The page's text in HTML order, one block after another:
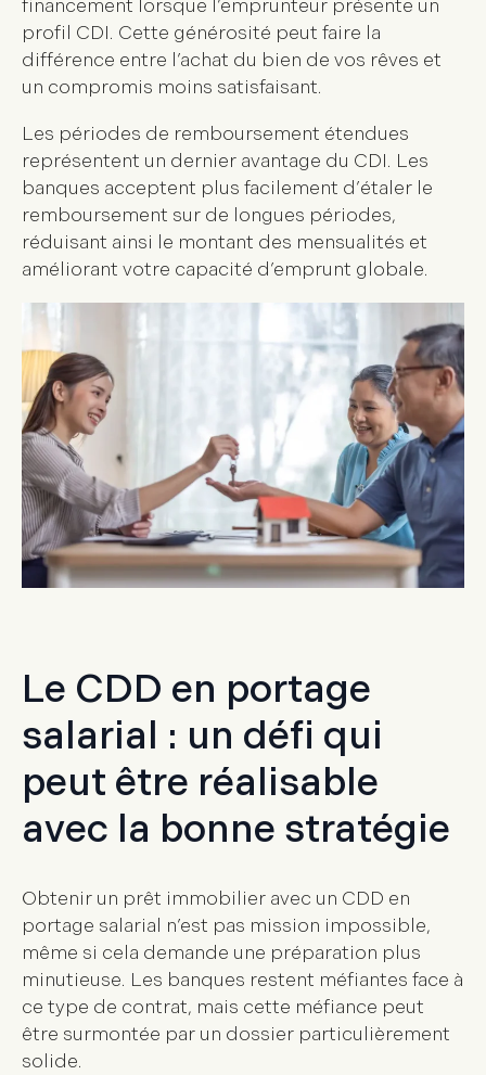
financement lorsque l’emprunteur présente un
profil CDI. Cette générosité peut faire la
différence entre l’achat du bien de vos rêves et
un compromis moins satisfaisant.
Les périodes de remboursement étendues
représentent un dernier avantage du CDI. Les
banques acceptent plus facilement d’étaler le
remboursement sur de longues périodes,
réduisant ainsi le montant des mensualités et
améliorant votre capacité d’emprunt globale.
Le CDD en portage
salarial : un défi qui
peut être réalisable
avec la bonne stratégie
Obtenir un prêt immobilier avec un CDD en
portage salarial n’est pas mission impossible,
même si cela demande une préparation plus
minutieuse. Les banques restent méfiantes face à
ce type de contrat, mais cette méfiance peut
être surmontée par un dossier particulièrement
solide.